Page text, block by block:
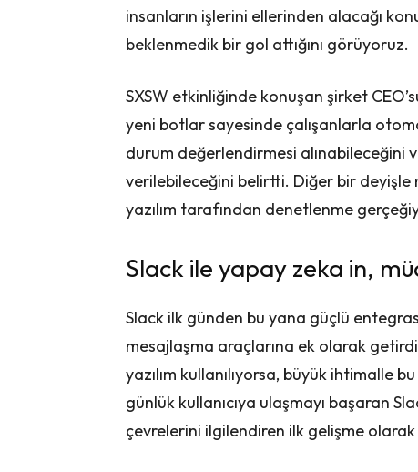
insanların işlerini ellerinden alacağı
beklenmedik bir gol attığını görüyoruz.
SXSW etkinliğinde konuşan şirket
yeni botlar sayesinde çalışanlarla
durum değerlendirmesi alınabileceğini
verilebileceğini belirtti. Diğer bir
yazılım tarafından denetlenme
Slack ile yapay zeka in,
Slack ilk günden bu yana güçlü
mesajlaşma araçlarına ek olarak
yazılım kullanılıyorsa, büyük ihtimalle
günlük kullanıcıya ulaşmayı başaran
çevrelerini ilgilendiren ilk gelişme